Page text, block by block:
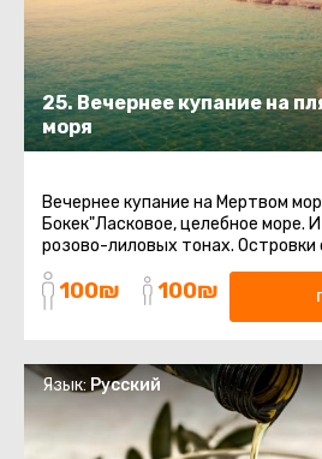
25. Вечернее купание на
моря
Вечернее купание на Мертвом
Бокек"Ласковое, целебное море.
розово-лиловых тонах. Островки
100₪ 100₪
Язык: Русский